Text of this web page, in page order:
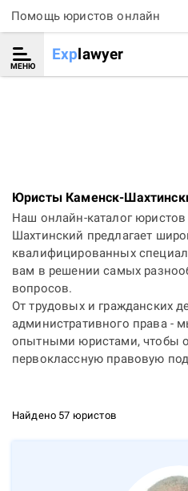
Помощь юристов онлайн
МЕНЮ
Explawyer
Юристы Каменск-
Наш онлайн-каталог
Шахтинский предлагает
квалифицированных
вам в решении самых
вопросов.
От трудовых и гражданских
административного права -
опытными юристами, чтобы
первоклассную правовую
Найдено 57 юристов